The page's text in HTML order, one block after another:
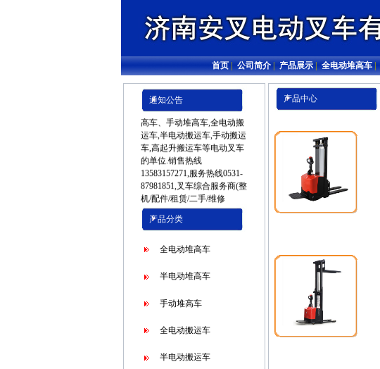
首页 公司简介 产品展示 全电动堆高车
通知公告
济南安叉机械设备有限公司
是一家专业销售维修全电动
液压堆高车、半电动液压堆
高车、手动堆高车,全电动搬
运车,半电动搬运车,手动搬运
车,高起升搬运车等电动叉车
的单位.销售热线
13583157271,服务热线0531-
87981851,叉车综合服务商(整
机/配件/租赁/二手/维修
等)。 我们将坚持以专
业的技术、合理的价格为用
户提供更为及时、优质的牌
北路7188号(摩托车大世界对
话:0531-87981851,传真:0531-
产品分类
全电动堆高车
半电动堆高车
手动堆高车
全电动搬运车
半电动搬运车
产品中心